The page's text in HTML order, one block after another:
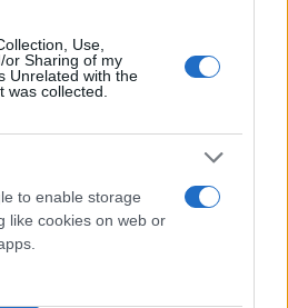
Use,
or Sharing of my
Unrelated with the
was collected.
to enable storage
like cookies on web or
έρευνα για την